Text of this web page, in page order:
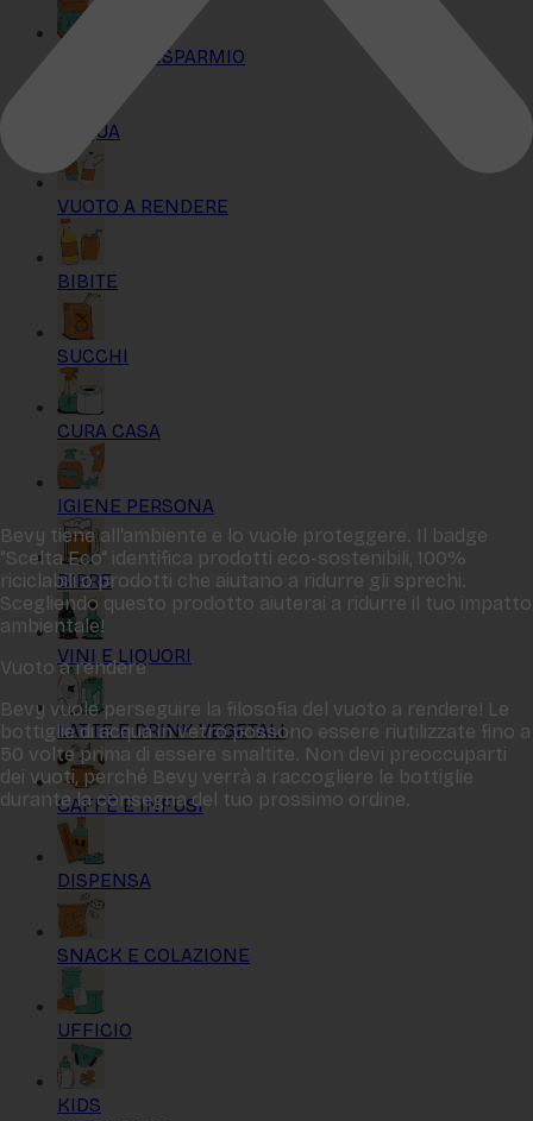
KIT MAXI RISPARMIO
ACQUA
VUOTO A RENDERE
BIBITE
SUCCHI
CURA CASA
IGIENE PERSONA
BIRRE
VINI E LIQUORI
LATTE E DRINK VEGETALI
CAFFÈ E INFUSI
DISPENSA
SNACK E COLAZIONE
UFFICIO
KIDS
Bevy tiene all‘ambiente e lo vuole proteggere. Il badge
“Scelta Eco“ identifica prodotti eco-sostenibili, 100%
riciclabili o prodotti che aiutano a ridurre gli sprechi.
Scegliendo questo prodotto aiuterai a ridurre il tuo impatto
ambientale!
Vuoto a rendere
Bevy vuole perseguire la filosofia del vuoto a rendere! Le
bottiglie di acqua in vetro possono essere riutilizzate fino a
50 volte prima di essere smaltite. Non devi preoccuparti
dei vuoti, perché Bevy verrà a raccogliere le bottiglie
durante la consegna del tuo prossimo ordine.